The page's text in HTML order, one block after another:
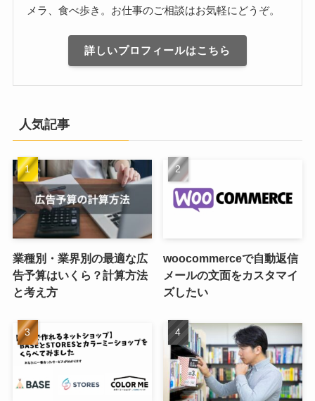
メラ、食べ歩き。お仕事のご相談はお気軽にどうぞ。
詳しいプロフィールはこちら
人気記事
業種別・業界別の最適な広
告予算はいくら？計算方法
と考え方
woocommerceで自動返信
メールの文面をカスタマイ
ズしたい